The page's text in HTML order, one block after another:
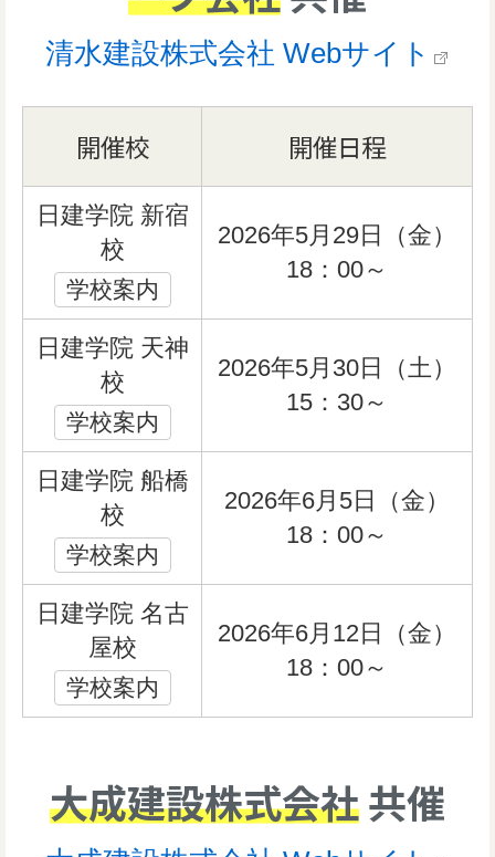
清水建設株式会社 Webサイト
開催校 開催日程
日建学院 新宿
校
学校案内
2026年5月29日（金）
18：00～
日建学院 天神
校
学校案内
2026年5月30日（土）
15：30～
日建学院 船橋
校
学校案内
2026年6月5日（金）
18：00～
日建学院 名古
屋校
学校案内
2026年6月12日（金）
18：00～
大成建設株式会社共催